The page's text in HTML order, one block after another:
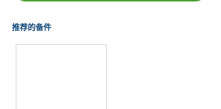
推荐的备件